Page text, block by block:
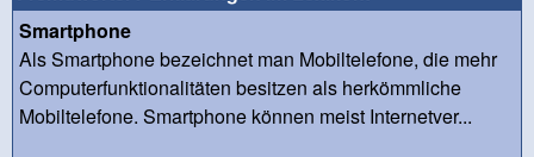
Smartphone
Als Smartphone bezeichnet man Mobiltelefone, die mehr
Computerfunktionalitäten besitzen als herkömmliche
Mobiltelefone. Smartphone können meist Internetver...